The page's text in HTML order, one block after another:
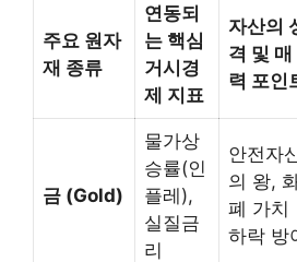
주요 원자
재 종류
연동되
는 핵심
거시경
제 지표
자산의
격 및 매
력 포인
금 (Gold)
물가상
승률(인
플레),
실질금
리
안전자
의 왕,
폐 가치
하락 방